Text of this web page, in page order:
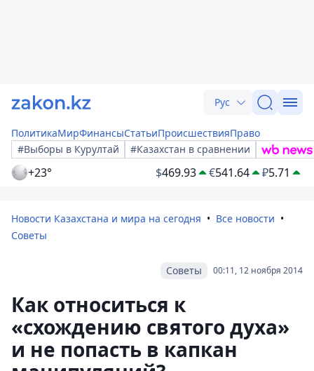
Рус
ПолитикаМирФинансыСтатьиПроисшествияПраво
#Выборы в Курултай
#Казахстан в сравнении
+23° $469.93 €541.64 ₽5.71
Новости Казахстана и мира на сегодня
Все новости
Советы
00:11, 12 ноября 2014
Советы
Как относиться к
«схождению святого духа»
и не попасть в капкан